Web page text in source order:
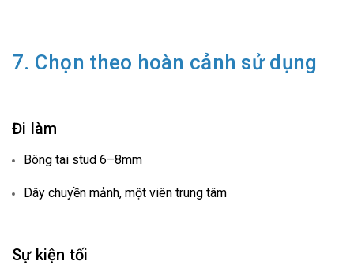
7. Chọn theo hoàn cảnh sử dụng
Đi làm
Bông tai stud 6–8mm
Dây chuyền mảnh, một viên trung tâm
Sự kiện tối